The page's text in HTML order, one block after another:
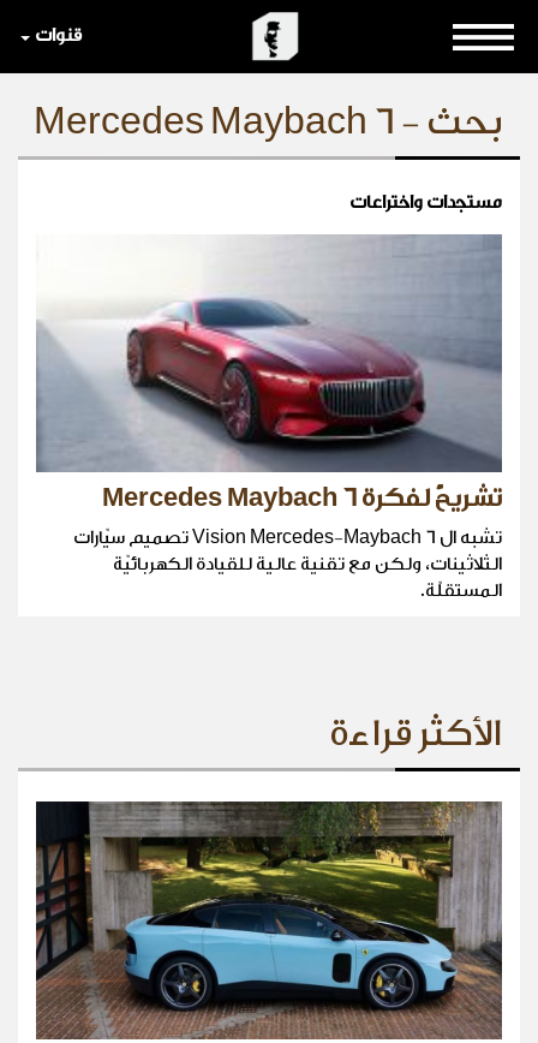
قنوات
بحث - Mercedes Maybach 6
مستجدات واختراعات
تشريحٌ لفكرة Mercedes Maybach 6
تشبه ال Vision Mercedes-Maybach 6 تصميم سيّارات
الثلاثينات، ولكن مع تقنية عالية للقيادة الكهربائيّة
المستقلّة.
الأكثر قراءة